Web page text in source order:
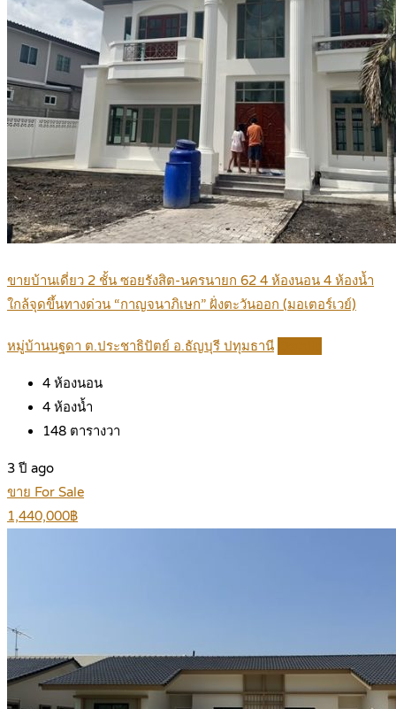
ขายบ้านเดี่ยว 2 ชั้น ซอยรังสิต-นครนายก 62 4 ห้องนอน 4 ห้องน้ำ
ใกล้จุดขึ้นทางด่วน “กาญจนาภิเษก” ฝั่งตะวันออก (มอเตอร์เวย์)
หมู่บ้านนฐดา ต.ประชาธิปัตย์ อ.ธัญบุรี ปทุมธานี
4 ห้องนอน
4 ห้องน้ำ
148 ตารางวา
3 ปี ago
ขาย For Sale
1,440,000฿